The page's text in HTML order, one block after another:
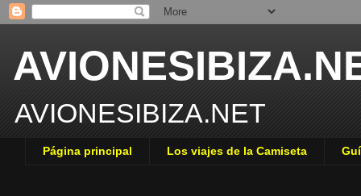
AVIONESIBIZA.NET
Página principal Los viajes de la Camiseta